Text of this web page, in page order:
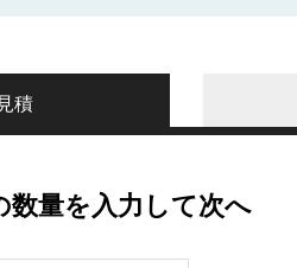
積
数量を入力して次へ